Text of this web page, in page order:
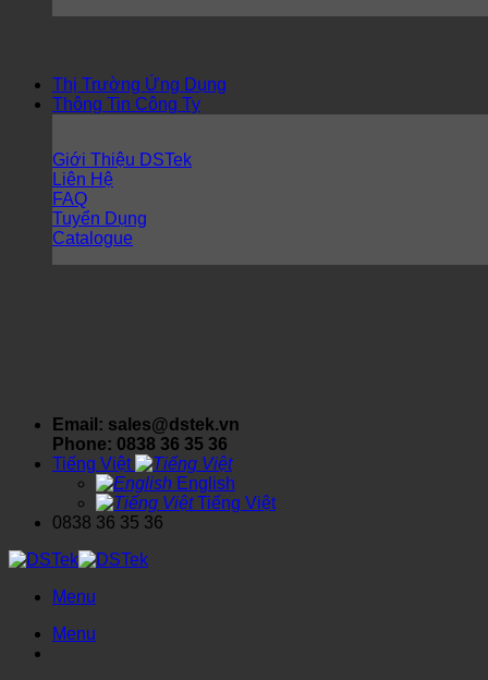
Thị Trường Ứng Dụng
Thông Tin Công Ty
Giới Thiệu DSTek
Liên Hệ
FAQ
Tuyển Dụng
Catalogue
Email: sales@dstek.vn
Phone: 0838 36 35 36
Tiếng Việt
English
Tiếng Việt
0838 36 35 36
Menu
Menu